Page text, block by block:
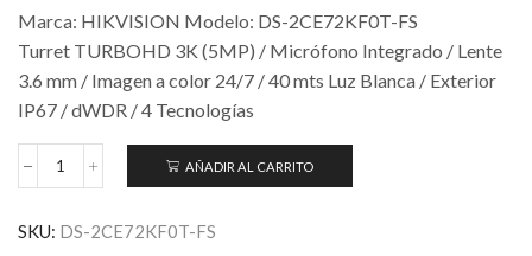
Marca: HIKVISION Modelo: DS-2CE72KF0T-FS
Turret TURBOHD 3K (5MP) / Micrófono Integrado / Lente
3.6 mm / Imagen a color 24/7 / 40 mts Luz Blanca / Exterior
IP67 / dWDR / 4 Tecnologías
AÑADIR AL CARRITO
SKU: DS-2CE72KF0T-FS